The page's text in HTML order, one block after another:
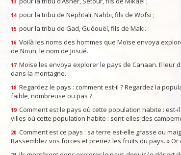
13
14 pour la tribu de Nephtali, Nahbi, fils de Wofsi ;
15 pour la tribu de Gad, Guéouël, fils de Maki.
16 Voilà les noms des hommes que Moïse envoya
de Noun, le nom de Josué.
17 Moïse les envoya explorer le pays de Canaan. Il leur
dans la montagne.
18 Regardez le pays : comment est-il ? Regardez la
faible, nombreuse ou pas ?
19 Comment est le pays où cette population habite : est-
villes où cette population habite : sont-elles des
20 Comment est ce pays : sa terre est-elle grasse ou
Rassemblez vos forces et prenez les fruits du pays. » Or